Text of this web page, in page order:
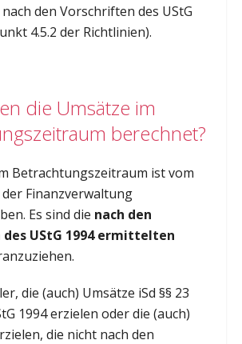
den Vorschriften des UStG
4.5.2 der Richtlinien).
die Umsätze im
berechnet?
Betrachtungszeitraum ist vom
Finanzverwaltung
Es sind die nach den
UStG 1994 ermittelten
die (auch) Umsätze iSd §§ 23
1994 erzielen oder die (auch)
die nicht nach den